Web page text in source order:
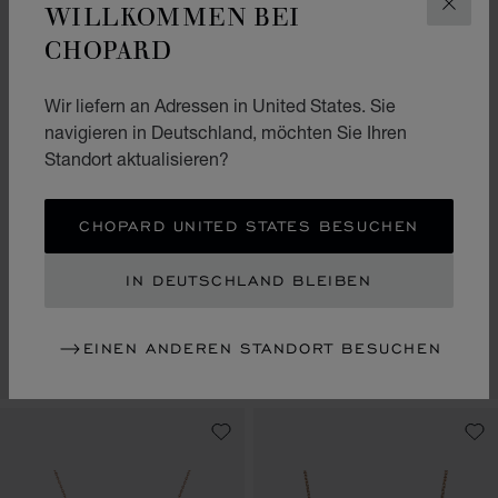
WILLKOMMEN BEI
CHOPARD
Wir liefern an Adressen in United States. Sie
navigieren in Deutschland, möchten Sie Ihren
Standort aktualisieren?
CHOPARD UNITED STATES BESUCHEN
IN DEUTSCHLAND BLEIBEN
EINEN ANDEREN STANDORT BESUCHEN
HAPPY DIAMONDS
ICONS
ANHÄNGER, ETHISCHES
ZUR FOLIE
ZURZUR
HAPPY SPIRIT
ANHÄNGER, ETHISCHES